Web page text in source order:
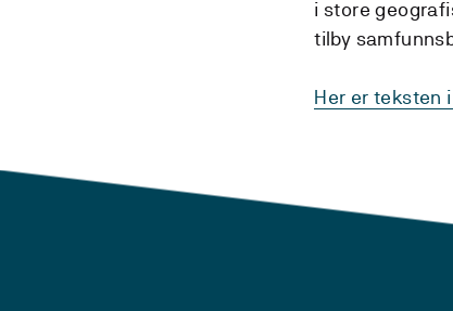
i store
tilby
Her er teksten